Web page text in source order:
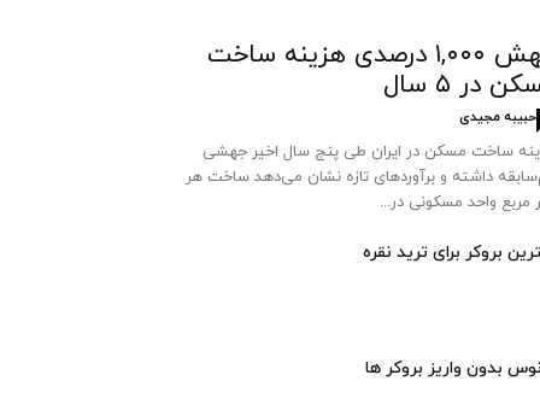
جهش ۱,۰۰۰ درصدی هزینه ساخت
در ۵ سال
حبیبه مجیدی
ساخت مسکن در ایران طی پنج سال اخیر جهشی
داشته و برآوردهای تازه نشان می‌دهد ساخت هر
مربع واحد مسکونی در...
بروکر برای ترید نقره
بدون واریز بروکر ها